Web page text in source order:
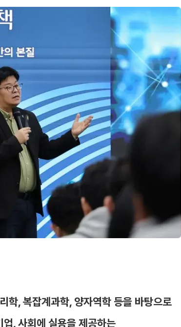
학, 복잡계과학, 양자역학 등을 바탕으로
, 사회에 실용을 제공하는